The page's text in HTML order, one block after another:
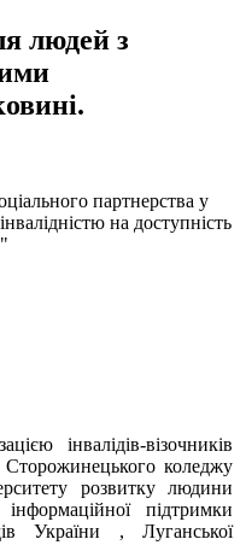
людей з
інвалідів-візочників
Сторожинецького коледжу
розвитку людини
підтримки
України , Луганської